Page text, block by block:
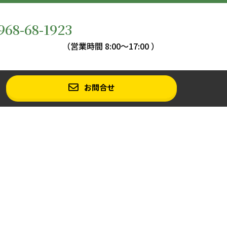
68-1923
（営業時間 8:00〜17:00 ）
お問合せ